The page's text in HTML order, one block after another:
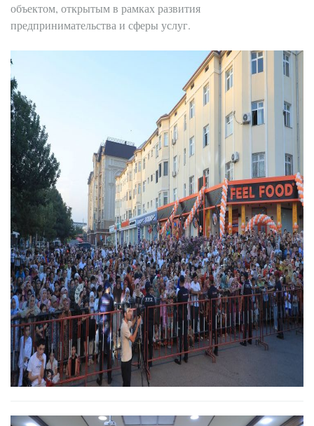
объектом, открытым в рамках развития
предпринимательства и сферы услуг.